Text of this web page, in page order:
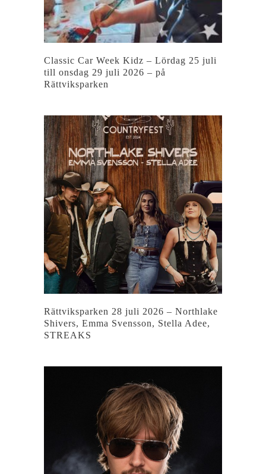
Classic Car Week Kidz – Lördag 25 juli
till onsdag 29 juli 2026 – på
Rättviksparken
Rättviksparken 28 juli 2026 – Northlake
Shivers, Emma Svensson, Stella Adee,
STREAKS